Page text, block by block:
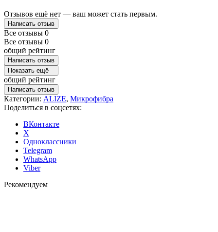
Отзывов ещё нет — ваш может стать первым.
Написать отзыв
Все отзывы 0
Все отзывы 0
общий рейтинг
Написать отзыв
Показать ещё
общий рейтинг
Написать отзыв
Категории: ALIZE, Микрофибра
Поделиться в соцсетях:
ВКонтакте
X
Одноклассники
Telegram
WhatsApp
Viber
Рекомендуем